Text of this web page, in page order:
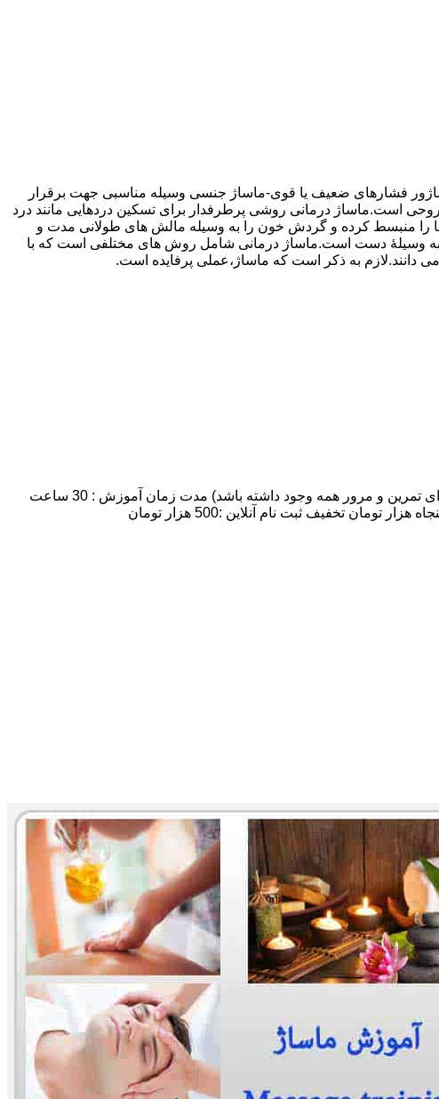
فشارهای ضعیف یا قوی-ماساژ جنسی وسیله مناسبی جهت برقرار
است.ماساژ درمانی روشی پرطرفدار برای تسکین دردهایی مانند درد
ها را منبسط کرده و گردش خون را به وسیله مالش های طولانی مدت و
به وسیلۀ دست است.ماساژ درمانی شامل روش های مختلفی است که با
دانند.لازم به ذکر است که ماساژ،عملی پرفایده است.
مدت زمان و شهریه دوره آموزش ماساژ :تعداد روزهای کلاس: 7 روز:تعداد شرکت کنندگان: 8 نفر نهایتا (به علت اینکه زمان کافی برای تمرین و مرور همه وجود داشته باشد) مدت زمان آموزش : 30 ساعت